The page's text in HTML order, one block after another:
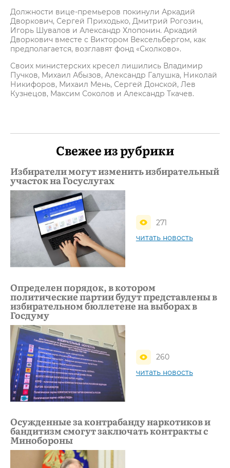
Должности вице-премьеров покинули Аркадий
Дворкович, Сергей Приходько, Дмитрий Рогозин,
Игорь Шувалов и Александр Хлопонин. Аркадий
Дворкович вместе с Виктором Вексельбергом, как
предполагается, возглавят фонд «Сколково».
Своих министерских кресел лишились Владимир
Пучков, Михаил Абызов, Александр Галушка, Николай
Никифоров, Михаил Мень, Сергей Донской, Лев
Кузнецов, Максим Соколов и Александр Ткачев.
Свежее из рубрики
Избиратели могут изменить избирательный
участок на Госуслугах
271
читать новость
Определен порядок, в котором
политические партии будут представлены в
избирательном бюллетене на выборах в
Госдуму
260
читать новость
Осужденные за контрабанду наркотиков и
бандитизм смогут заключать контракты с
Минобороны